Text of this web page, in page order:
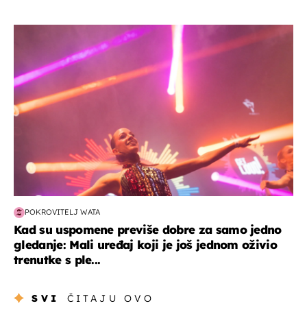
POKROVITELJ WATA
Kad su uspomene previše dobre za samo jedno
gledanje: Mali uređaj koji je još jednom oživio
trenutke s ple...
SVI ČITAJU OVO